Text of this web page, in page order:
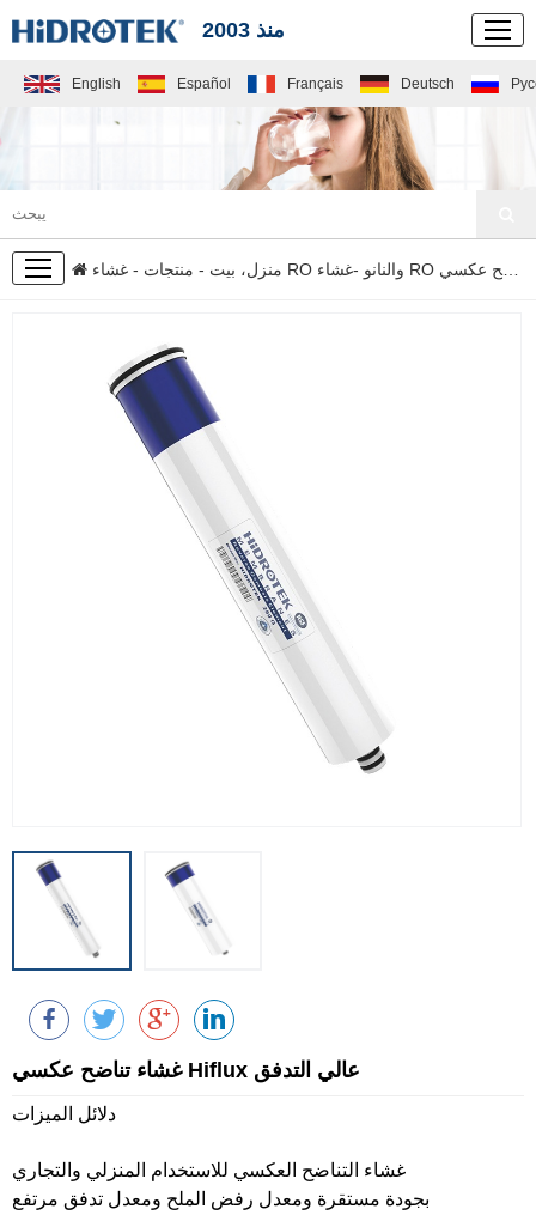
منذ 2003
English Español Français Deutsch
منتجات
منزل، بيت - منتجات - غشاء RO والنانو -
غشاء تناضح عكسي Hiflux عالي التدفق
دلائل الميزات
غشاء التناضح العكسي للاستخدام المنزلي والتجاري
بجودة مستقرة ومعدل رفض الملح ومعدل تدفق مرتفع